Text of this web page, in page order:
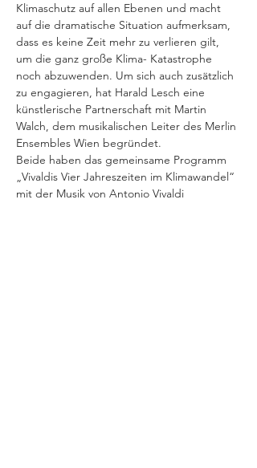
Klimaschutz auf allen Ebenen und macht
auf die dramatische Situation aufmerksam,
dass es keine Zeit mehr zu verlieren gilt,
um die ganz große Klima- Katastrophe
noch abzuwenden. Um sich auch zusätzlich
zu engagieren, hat Harald Lesch eine
künstlerische Partnerschaft mit Martin
Walch, dem musikalischen Leiter des Merlin
Ensembles Wien begründet.
Beide haben das gemeinsame Programm
„Vivaldis Vier Jahreszeiten im Klimawandel“
mit der Musik von Antonio Vivaldi